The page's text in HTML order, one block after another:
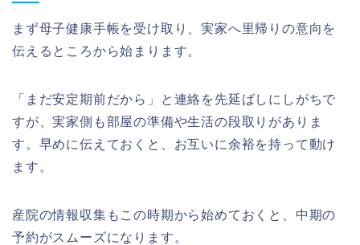
まず母子健康手帳を受け取り、実家へ里帰りの意向を
伝えるところから始まります。
「まだ安定期前だから」と連絡を先延ばしにしがちで
すが、実家側も部屋の準備や生活の段取りがありま
す。早めに伝えておくと、お互いに余裕を持って動け
ます。
産院の情報収集もこの時期から始めておくと、中期の
予約がスムーズになります。